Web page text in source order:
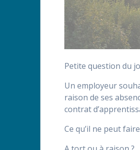
Petite question du
Un employeur
raison de ses
contrat
Ce qu’il ne peut